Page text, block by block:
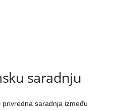
saradnju
saradnja između